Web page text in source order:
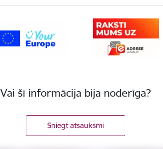
Vai šī informācija bija noderīga?
Sniegt atsauksmi